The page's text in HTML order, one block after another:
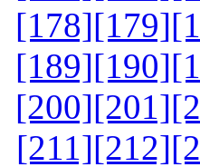
[178][179]
[189][190]
[200][201]
[211][212]